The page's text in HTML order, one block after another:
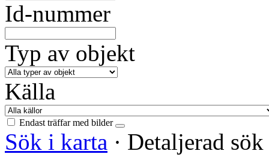
Id-nummer
Typ av objekt
Källa
Endast träffar med bilder
Sök i karta · Detaljerad sök